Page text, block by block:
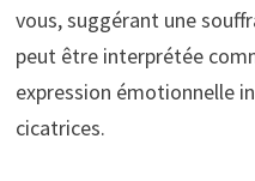
vous, suggérant une
peut être interprétée
expression émotionnelle
cicatrices.